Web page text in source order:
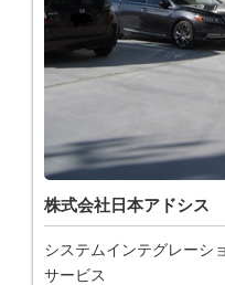
株式会社日本アドシス
システムインテグレーシ
サービス